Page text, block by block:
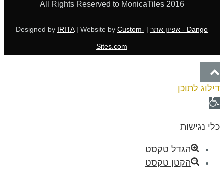
All Rights Reserved to MonicaTiles 2016
Dango - אפיון אתר | Designed by
IRITA| Website by Custom-
Sites.com
לראש
העמוד
דילוג לתוכן
פתח
כלי נגישות
הגדל טקסט
הקטן טקסט